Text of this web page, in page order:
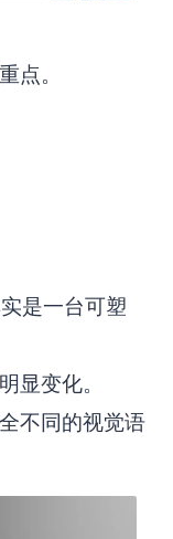
点。
是一台可塑
显变化。
不同的视觉语